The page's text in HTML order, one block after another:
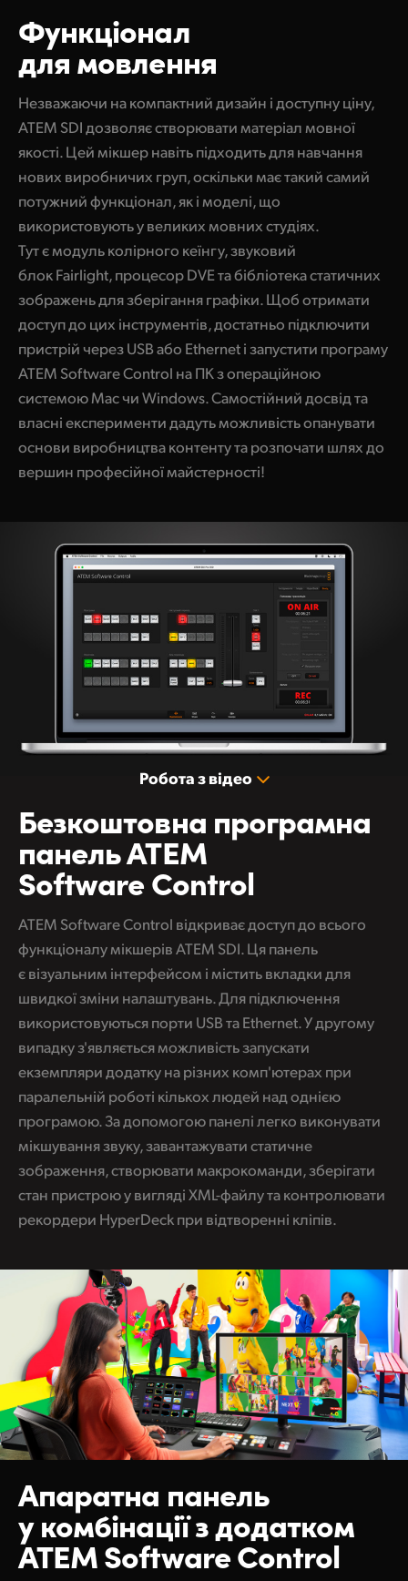
Функціонал
для мовлення
Незважаючи на компактний дизайн і доступну ціну,
ATEM SDI дозволяє створювати матеріал мовної
якості. Цей мікшер навіть підходить для навчання
нових виробничих груп, оскільки має такий самий
потужний функціонал, як і моделі, що
використовують у великих мовних студіях.
Тут є модуль колірного кеїнгу, звуковий
блок Fairlight, процесор DVE та бібліотека статичних
зображень для зберігання графіки. Щоб отримати
доступ до цих інструментів, достатньо підключити
пристрій через USB або Ethernet і запустити програму
ATEM Software Control на ПК з операційною
системою Mac чи Windows. Самостійний досвід та
власні експерименти дадуть можливість опанувати
основи виробництва контенту та розпочати шлях до
вершин професійної майстерності!
Робота з відео
Безкоштовна програмна
панель ATEM
Software Control
ATEM Software Control відкриває доступ до всього
функціоналу мікшерів ATEM SDI. Ця панель
є візуальним інтерфейсом і містить вкладки для
швидкої зміни налаштувань. Для підключення
використовуються порти USB та Ethernet. У другому
випадку з'являється можливість запускати
екземпляри додатку на різних комп'ютерах при
паралельній роботі кількох людей над однією
програмою. За допомогою панелі легко виконувати
мікшування звуку, завантажувати статичне
зображення, створювати макрокоманди, зберігати
стан пристрою у вигляді XML-файлу та контролювати
рекордери HyperDeck при відтворенні кліпів.
Апаратна панель
у комбінації з додатком
ATEM Software Control